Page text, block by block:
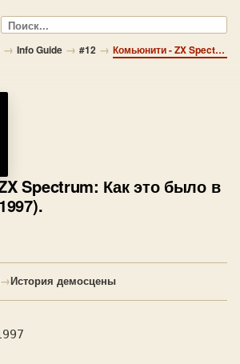
Поиск
→ Info Guide → #12 → Комьюнити - ZX Spectrum: Как это было в Рязани (1995-1997).
Spectrum: Как это было в
→История демосцены